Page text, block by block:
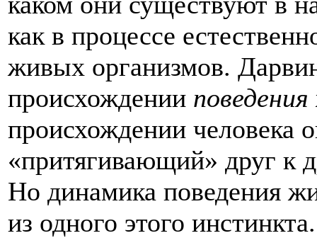
как в процессе
живых организмов.
происхождении поведения
происхождении человека
«притягивающий» друг к
Но динамика поведения
из одного этого инстинкта.